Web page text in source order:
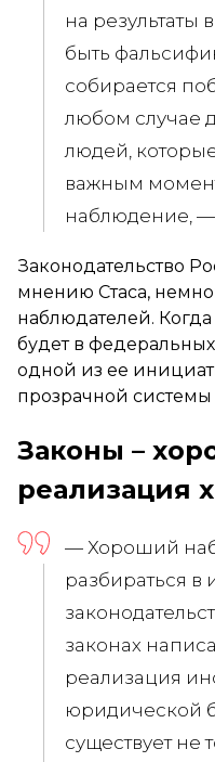
на результаты
быть
собирается
любом случае
людей,
важным
наблюдение, —
Законодательство
мнению Стаса,
наблюдателей.
будет в
одной из ее
прозрачной
Законы –
реализация
— Хороший
разбираться в
законах
реализация
юридической
существует не